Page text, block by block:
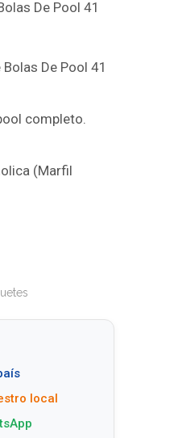
De Pool 41
De Pool 41
completo.
(Marfil
local